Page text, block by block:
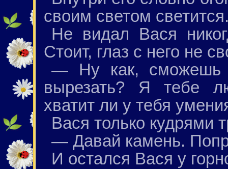
своим светом
Не видал Вася
Стоит, глаз с него не
— Ну как, сможешь
вырезать? Я тебе
хватит ли у тебя
Вася только кудрями
— Давай камень.
И остался Вася у